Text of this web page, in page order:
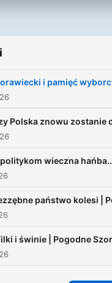
i pamięć
Polska znowu zostanie
wieczna
państwo kolesi |
i świnie | Pogodne